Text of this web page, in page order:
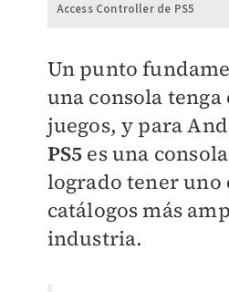
Access Controller de PS5
Un punto
una consola
juegos, y para
PS5 es una
logrado tener uno
catálogos más
industria.